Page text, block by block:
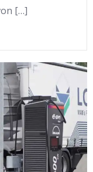
[…]